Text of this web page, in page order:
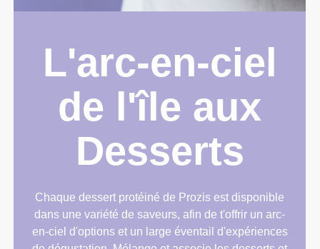
L'arc-en-ciel
de l'île aux
Desserts
Chaque dessert protéiné de Prozis est disponible
dans une variété de saveurs, afin de t'offrir un arc-
en-ciel d'options et un large éventail d'expériences